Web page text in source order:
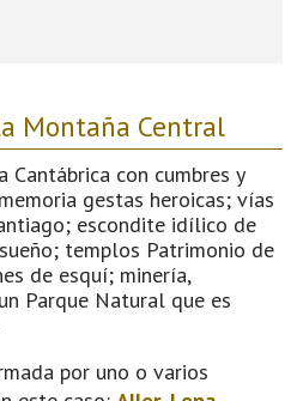
Montaña Central
Cantábrica con cumbres y
gestas heroicas; vías
escondite idílico de
templos Patrimonio de
de esquí; minería,
Parque Natural que es
por uno o varios